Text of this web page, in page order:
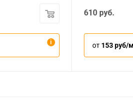
610 руб.
от 153 руб/